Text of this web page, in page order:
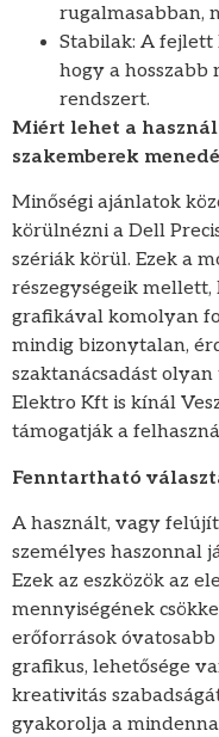
rugalmasabban,
Stabilak: A fejlett
hogy a hosszabb
rendszert.
Miért lehet a
szakemberek
Minőségi ajánlatok
körülnézni a Dell
szériák körül. Ezek a
részegységeik
grafikával komolyan
mindig bizonytalan,
szaktanácsadást
Elektro Kft is kínál
támogatják a
Fenntartható
A használt, vagy
személyes haszonnal
Ezek az eszközök az
mennyiségének
erőforrások
grafikus, lehetősége
kreativitás
gyakorolja a